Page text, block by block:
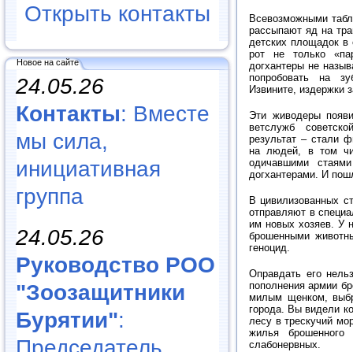
Открыть контакты
Новое на сайте
24.05.26
Контакты: Вместе
мы сила,
инициативная
группа
24.05.26
Руководство РОО
"Зоозащитники
Бурятии":
Всевозможными
рассыпают яд на
детских площадок в
рот не только
догхантеры не
попробовать на
Извините, издержки
Эти живодеры
ветслужб
результат – стали
на людей, в том
одичавшими
догхантерами. И
В цивилизованных
отправляют в
им новых хозяев. У
брошенными
геноцид.
Оправдать его
пополнения армии
милым щенком,
города. Вы видели
лесу в трескучий
жилья
слабонервных.